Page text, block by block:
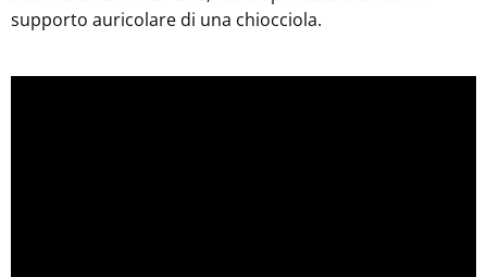
supporto auricolare di una chiocciola.